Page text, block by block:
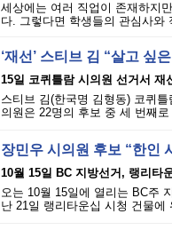
세상에는 여러 직업이 존재하지
다. 그렇다면 학생들의 관심사와
‘재선’ 스티브 김 “살고 싶
15일 코퀴틀람 시의원 선거서 재
스티브 김(한국명 김형동) 코퀴
의원은 22명의 후보 중 세 번째
장민우 시의원 후보 “한인
10월 15일 BC 지방선거, 랭리타
오는 10월 15일에 열리는 BC주
난 21일 랭리타운십 시청 건물